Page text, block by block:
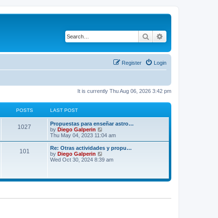
Search
Login
Register
It is currently Thu Aug 06, 2026 3:42 pm
POSTS LAST POST
1027
Propuestas para enseñar astro…
by Diego Galperin
i
e
w
h
t
t
Thu May 04, 2023 11:04 am
101
Re: Otras actividades y propu…
by Diego Galperin
i
h
a
Wed Oct 30, 2024 8:39 am